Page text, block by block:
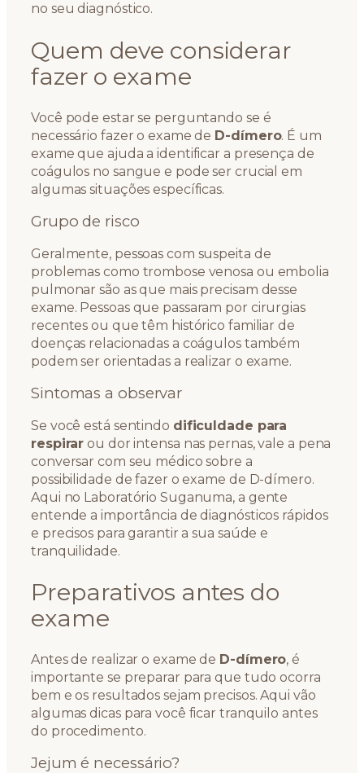
no seu diagnóstico.
Quem deve considerar
fazer o exame
Você pode estar se perguntando se é
necessário fazer o exame de D-dímero. É um
exame que ajuda a identificar a presença de
coágulos no sangue e pode ser crucial em
algumas situações específicas.
Grupo de risco
Geralmente, pessoas com suspeita de
problemas como trombose venosa ou embolia
pulmonar são as que mais precisam desse
exame. Pessoas que passaram por cirurgias
recentes ou que têm histórico familiar de
doenças relacionadas a coágulos também
podem ser orientadas a realizar o exame.
Sintomas a observar
Se você está sentindo dificuldade para
respirar ou dor intensa nas pernas, vale a pena
conversar com seu médico sobre a
possibilidade de fazer o exame de D-dímero.
Aqui no Laboratório Suganuma, a gente
entende a importância de diagnósticos rápidos
e precisos para garantir a sua saúde e
tranquilidade.
Preparativos antes do
exame
Antes de realizar o exame de D-dímero, é
importante se preparar para que tudo ocorra
bem e os resultados sejam precisos. Aqui vão
algumas dicas para você ficar tranquilo antes
do procedimento.
Jejum é necessário?